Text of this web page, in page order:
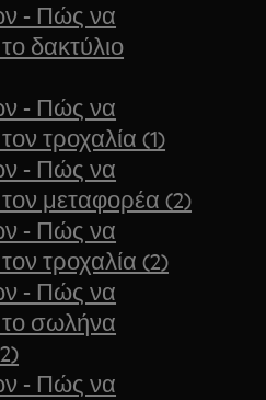
- Πώς να
δακτύλιο
- Πώς να
τροχαλία (1)
- Πώς να
μεταφορέα (2)
- Πώς να
τροχαλία (2)
- Πώς να
το σωλήνα
- Πώς να